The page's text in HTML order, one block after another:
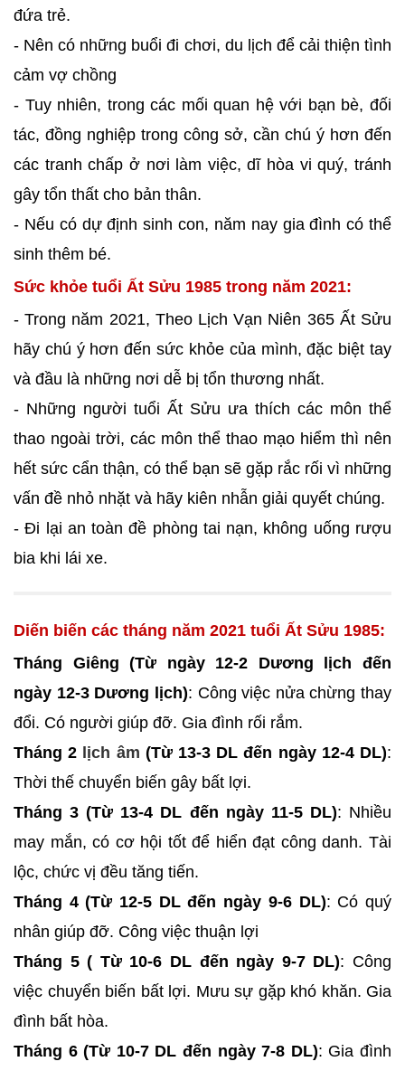
đứa trẻ.
- Nên có những buổi đi chơi, du lịch để cải thiện tình
cảm vợ chồng
- Tuy nhiên, trong các mối quan hệ với bạn bè, đối
tác, đồng nghiệp trong công sở, cần chú ý hơn đến
các tranh chấp ở nơi làm việc, dĩ hòa vi quý, tránh
gây tổn thất cho bản thân.
- Nếu có dự định sinh con, năm nay gia đình có thể
sinh thêm bé.
Sức khỏe tuổi Ất Sửu 1985 trong năm 2021:
- Trong năm 2021, Theo Lịch Vạn Niên 365 Ất Sửu
hãy chú ý hơn đến sức khỏe của mình, đặc biệt tay
và đầu là những nơi dễ bị tổn thương nhất.
- Những người tuổi Ất Sửu ưa thích các môn thể
thao ngoài trời, các môn thể thao mạo hiểm thì nên
hết sức cẩn thận, có thể bạn sẽ gặp rắc rối vì những
vấn đề nhỏ nhặt và hãy kiên nhẫn giải quyết chúng.
- Đi lại an toàn đề phòng tai nạn, không uống rượu
bia khi lái xe.
Diến biến các tháng năm 2021 tuổi Ất Sửu 1985:
Tháng Giêng (Từ ngày 12-2 Dương lịch đến
ngày 12-3 Dương lịch): Công việc nửa chừng thay
đổi. Có người giúp đỡ. Gia đình rối rắm.
Tháng 2 lịch âm (Từ 13-3 DL đến ngày 12-4 DL):
Thời thế chuyển biến gây bất lợi.
Tháng 3 (Từ 13-4 DL đến ngày 11-5 DL): Nhiều
may mắn, có cơ hội tốt để hiển đạt công danh. Tài
lộc, chức vị đều tăng tiến.
Tháng 4 (Từ 12-5 DL đến ngày 9-6 DL): Có quý
nhân giúp đỡ. Công việc thuận lợi
Tháng 5 ( Từ 10-6 DL đến ngày 9-7 DL): Công
việc chuyển biến bất lợi. Mưu sự gặp khó khăn. Gia
đình bất hòa.
Tháng 6 (Từ 10-7 DL đến ngày 7-8 DL): Gia đình